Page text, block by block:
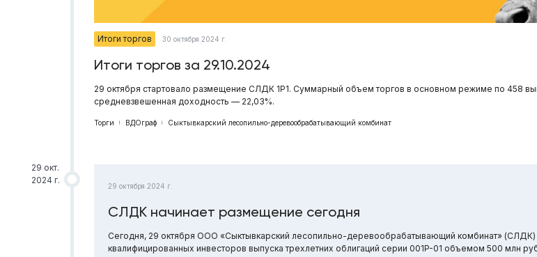
Итоги торгов 30 октября 2024 г.
Итоги торгов за 29.10.2024
29 октября стартовало размещение СЛДК 1P1. Суммарный объем торгов в основном режиме по 458
средневзвешенная доходность — 22,03%.
Торги ВДОграф Сыктывкарский лесопильно-деревообрабатывающий комбинат
29 окт.
2024 г.
29 октября 2024 г.
СЛДК начинает размещение сегодня
Сегодня, 29 октября ООО «Сыктывкарский лесопильно-деревообрабатывающий комбинат»
квалифицированных инвесторов выпуска трехлетних облигаций серии 001P-01 объемом 500 млн